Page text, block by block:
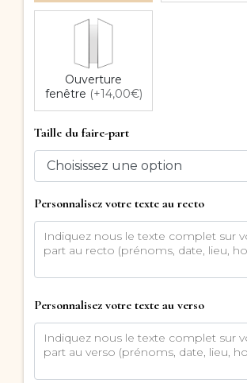
Ouverture
fenêtre (+14,00€)
Taille du faire-part
Personnalisez votre texte au recto
Personnalisez votre texte au verso